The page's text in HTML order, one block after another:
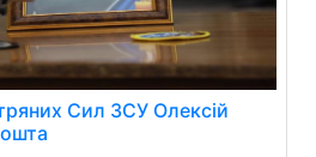
Сил ЗСУ Олексій